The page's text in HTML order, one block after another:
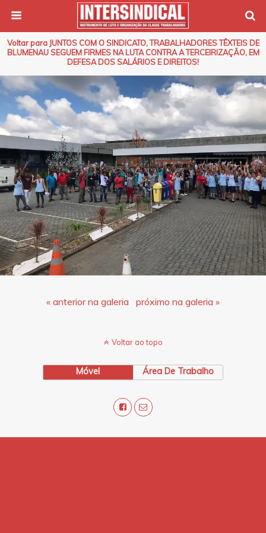
Voltar para JUNTOS COM O SINDICATO, TRABALHADORES TÊXTEIS DE
BLUMENAU SEGUEM FIRMES NA LUTA CONTRA A TERCEIRIZAÇÃO, EM
DEFESA DOS SALÁRIOS E DIREITOS!
« anterior na galeria próximo na galeria »
Voltar ao topo
Móvel Área De Trabalho